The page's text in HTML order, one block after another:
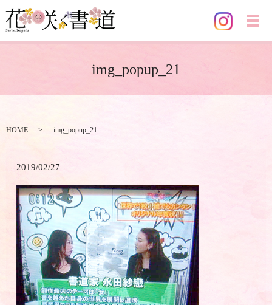
メ
img_popup_21
HOME img_popup_21
2019/02/27